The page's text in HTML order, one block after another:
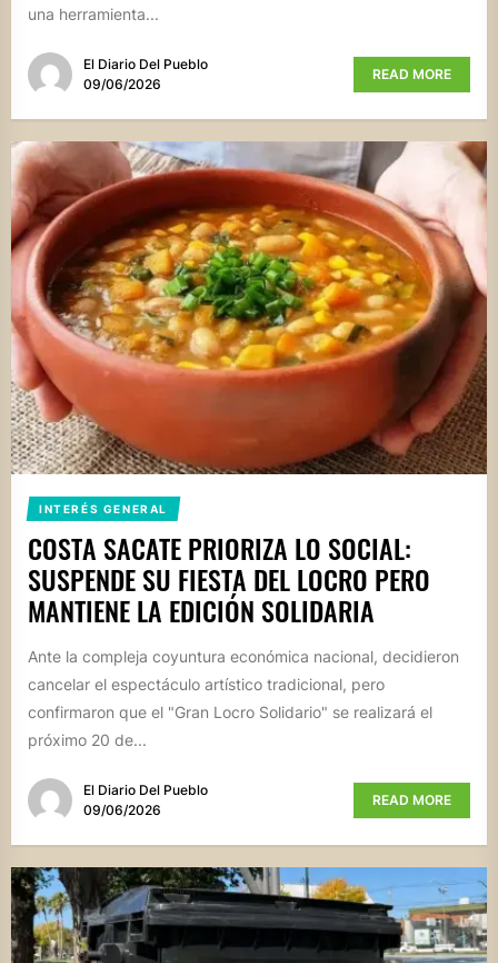
una herramienta...
El Diario Del Pueblo
09/06/2026
READ MORE
INTERÉS GENERAL
COSTA SACATE PRIORIZA LO SOCIAL:
SUSPENDE SU FIESTA DEL LOCRO PERO
MANTIENE LA EDICIÓN SOLIDARIA
Ante la compleja coyuntura económica nacional, decidieron
cancelar el espectáculo artístico tradicional, pero
confirmaron que el "Gran Locro Solidario" se realizará el
próximo 20 de...
El Diario Del Pueblo
09/06/2026
READ MORE